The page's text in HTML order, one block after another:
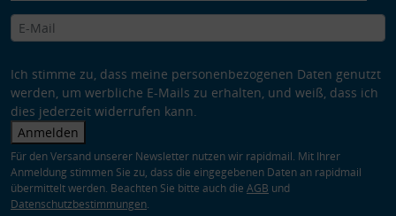
Ich stimme zu, dass meine personenbezogenen Daten genutzt
werden, um werbliche E-Mails zu erhalten, und weiß, dass ich
dies jederzeit widerrufen kann.
Anmelden
Für den Versand unserer Newsletter nutzen wir rapidmail. Mit Ihrer
Anmeldung stimmen Sie zu, dass die eingegebenen Daten an rapidmail
übermittelt werden. Beachten Sie bitte auch die AGB und
Datenschutzbestimmungen.